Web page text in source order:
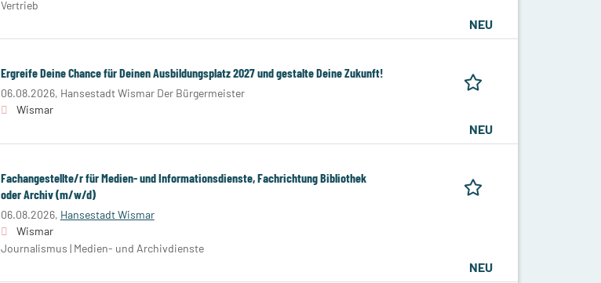
Vertrieb
NEU
Ergreife Deine Chance für Deinen Ausbildungsplatz 2027 und gestalte Deine Zukunft!
06.08.2026, Hansestadt Wismar Der Bürgermeister
Wismar
NEU
Fachangestellte/r für Medien- und Informationsdienste, Fachrichtung Bibliothek
oder Archiv (m/w/d)
06.08.2026, Hansestadt Wismar
Wismar
Journalismus | Medien- und Archivdienste
NEU